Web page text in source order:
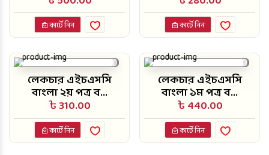
কার্টে নিন কার্টে নিন
লেকচার এইচএসসি
বাংলা ২য় পত্র ব...
৳ 310.00
কার্টে নিন
লেকচার এইচএসসি
বাংলা ১ম পত্র ব...
৳ 440.00
কার্টে নিন